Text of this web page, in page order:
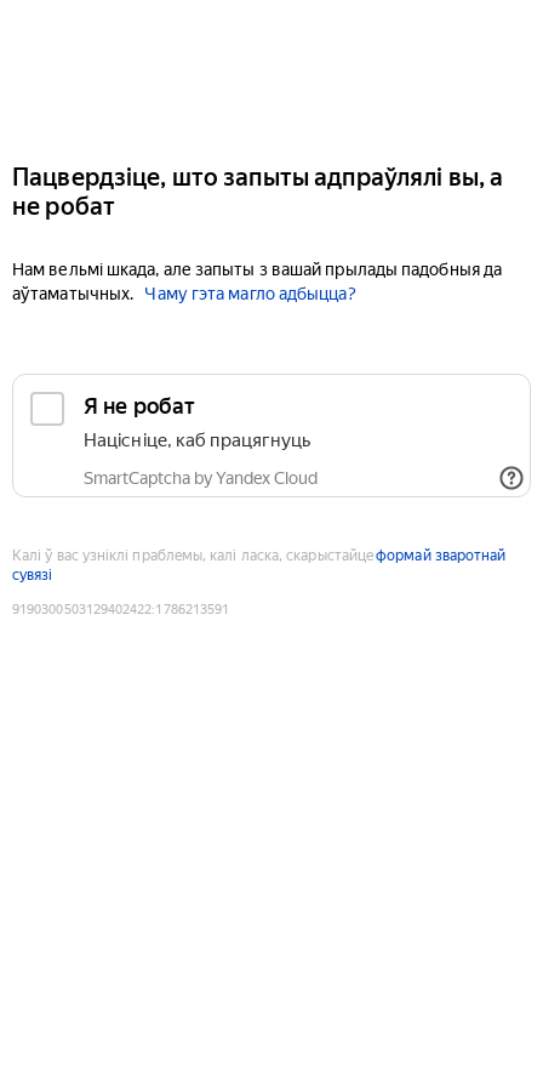
Пацвердзіце, што запыты адпраўлялі вы, а
не робат
Нам вельмі шкада, але запыты з вашай прылады падобныя да
аўтаматычных.
Чаму гэта магло адбыцца?
Я не робат
Націсніце, каб працягнуць
SmartCaptcha by Yandex Cloud
Калі ў вас узніклі праблемы, калі ласка, скарыстайцеформай зваротнай
сувязі
9190300503129402422:1786213591